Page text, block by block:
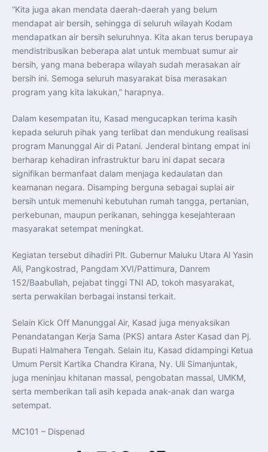
“Kita juga akan mendata daerah-daerah yang belum
mendapat air bersih, sehingga di seluruh wilayah Kodam
mendapatkan air bersih seluruhnya. Kita akan terus berupaya
mendistribusikan beberapa alat untuk membuat sumur air
bersih, yang mana beberapa wilayah sudah merasakan air
bersih ini. Semoga seluruh masyarakat bisa merasakan
program yang kita lakukan,” harapnya.
Dalam kesempatan itu, Kasad mengucapkan terima kasih
kepada seluruh pihak yang terlibat dan mendukung realisasi
program Manunggal Air di Patani. Jenderal bintang empat ini
berharap kehadiran infrastruktur baru ini dapat secara
signifikan bermanfaat dalam menjaga kedaulatan dan
keamanan negara. Disamping berguna sebagai suplai air
bersih untuk memenuhi kebutuhan rumah tangga, pertanian,
perkebunan, maupun perikanan, sehingga kesejahteraan
masyarakat setempat meningkat.
Kegiatan tersebut dihadiri Plt. Gubernur Maluku Utara Al Yasin
Ali, Pangkostrad, Pangdam XVI/Pattimura, Danrem
152/Baabullah, pejabat tinggi TNI AD, tokoh masyarakat,
serta perwakilan berbagai instansi terkait.
Selain Kick Off Manunggal Air, Kasad juga menyaksikan
Penandatangan Kerja Sama (PKS) antara Aster Kasad dan Pj.
Bupati Halmahera Tengah. Selain itu, Kasad didampingi Ketua
Umum Persit Kartika Chandra Kirana, Ny. Uli Simanjuntak,
juga meninjau khitanan massal, pengobatan massal, UMKM,
serta memberikan tali asih kepada anak-anak dan warga
setempat.
MC101 – Dispenad